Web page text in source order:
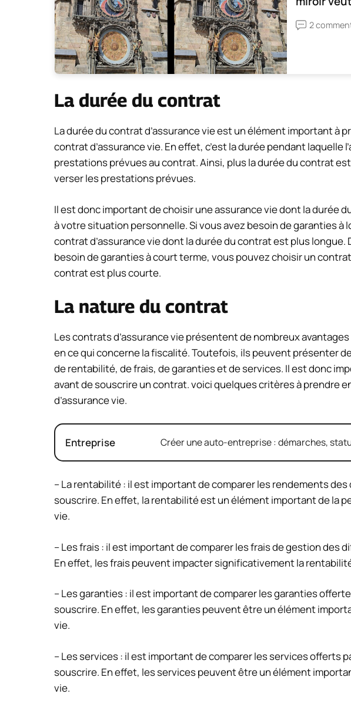
2
La durée du contrat
La durée du contrat d’assurance vie est un élément important à
contrat d’assurance vie. En effet, c’est la durée pendant laquelle
prestations prévues au contrat. Ainsi, plus la durée du contrat
verser les prestations prévues.
Il est donc important de choisir une assurance vie dont la durée
à votre situation personnelle. Si vous avez besoin de garanties à
contrat d’assurance vie dont la durée du contrat est plus longue.
besoin de garanties à court terme, vous pouvez choisir un
contrat est plus courte.
La nature du contrat
Les contrats d’assurance vie présentent de nombreux
en ce qui concerne la fiscalité. Toutefois, ils peuvent présenter
de rentabilité, de frais, de garanties et de services. Il est donc
avant de souscrire un contrat. voici quelques critères à prendre
d’assurance vie.
Entreprise Créer une auto-entreprise : démarches,
– La rentabilité : il est important de comparer les rendements
souscrire. En effet, la rentabilité est un élément important de la
vie.
– Les frais : il est important de comparer les frais de gestion des
En effet, les frais peuvent impacter significativement la
– Les garanties : il est important de comparer les garanties
souscrire. En effet, les garanties peuvent être un élément
vie.
– Les services : il est important de comparer les services offerts
souscrire. En effet, les services peuvent être un élément
vie.